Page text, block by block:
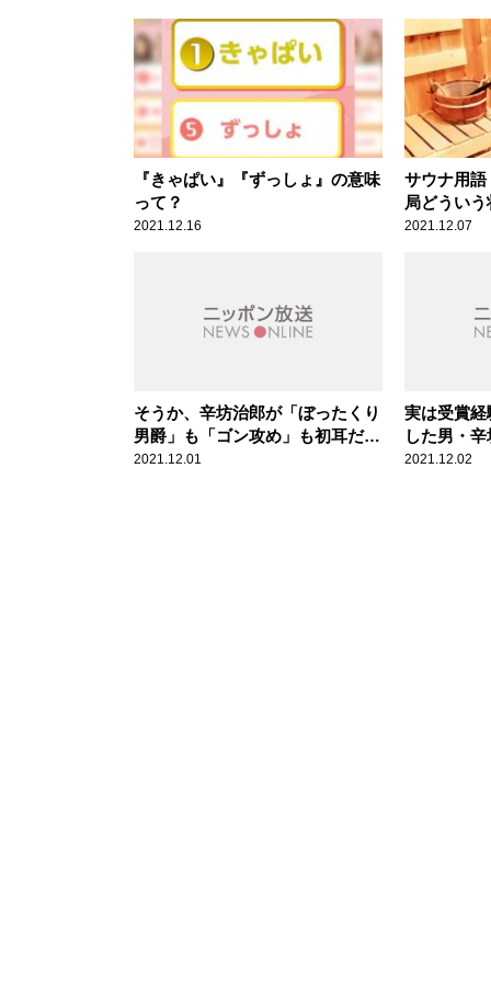
『きゃぱい』『ずっしょ』の意味
って？
2021.12.16
サウナ用
局どうい
2021.12.07
そうか、辛坊治郎が「ぼったくり
男爵」も「ゴン攻め」も初耳だっ
たのは当然か！ ～新語・流行語
2021.12.01
実は受賞
した男・
「新語・
2021.12.02